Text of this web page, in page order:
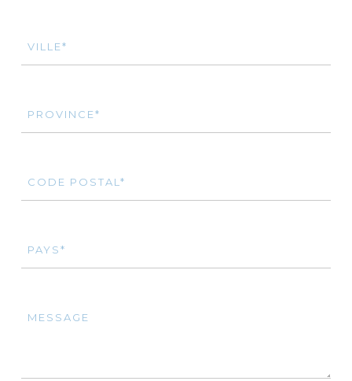
VILLE*
PROVINCE*
CODE POSTAL*
PAYS*
MESSAGE